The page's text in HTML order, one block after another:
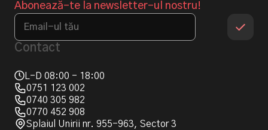
Abonează-te la newsletter-ul nostru!
Contact
L-D 08:00 - 18:00
0751 123 002
0740 305 982
0770 452 908
Splaiul Unirii nr. 955-963, Sector 3